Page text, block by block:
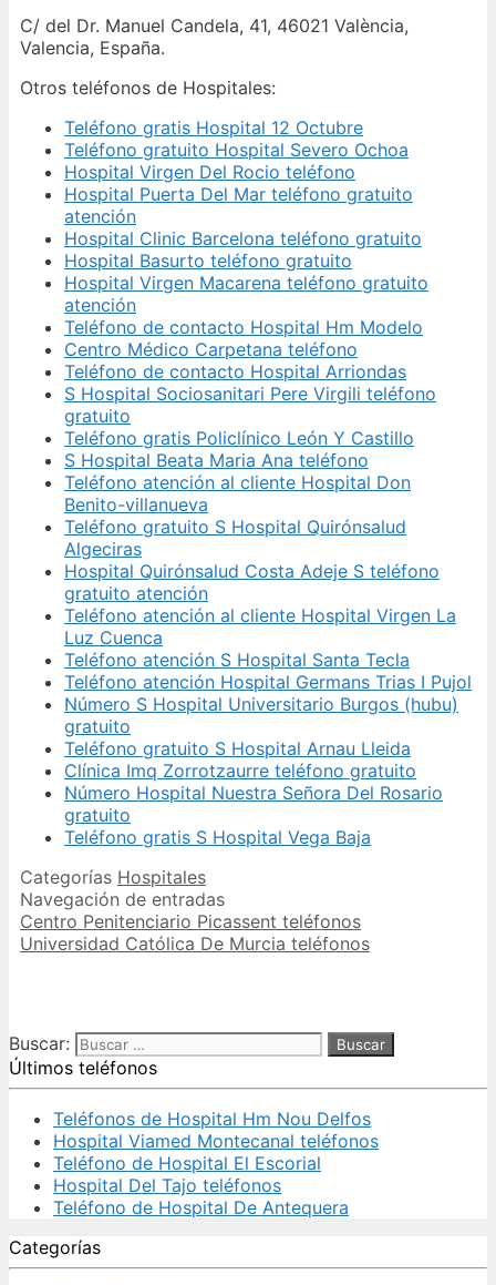
C/ del Dr. Manuel Candela, 41, 46021 València,
Valencia, España.
Otros teléfonos de Hospitales:
Teléfono gratis Hospital 12 Octubre
Teléfono gratuito Hospital Severo Ochoa
Hospital Virgen Del Rocio teléfono
Hospital Puerta Del Mar teléfono gratuito
atención
Hospital Clinic Barcelona teléfono gratuito
Hospital Basurto teléfono gratuito
Hospital Virgen Macarena teléfono gratuito
atención
Teléfono de contacto Hospital Hm Modelo
Centro Médico Carpetana teléfono
Teléfono de contacto Hospital Arriondas
S Hospital Sociosanitari Pere Virgili teléfono
gratuito
Teléfono gratis Policlínico León Y Castillo
S Hospital Beata Maria Ana teléfono
Teléfono atención al cliente Hospital Don
Benito-villanueva
Teléfono gratuito S Hospital Quirónsalud
Algeciras
Hospital Quirónsalud Costa Adeje S teléfono
gratuito atención
Teléfono atención al cliente Hospital Virgen La
Luz Cuenca
Teléfono atención S Hospital Santa Tecla
Teléfono atención Hospital Germans Trias I Pujol
Número S Hospital Universitario Burgos (hubu)
gratuito
Teléfono gratuito S Hospital Arnau Lleida
Clínica Imq Zorrotzaurre teléfono gratuito
Número Hospital Nuestra Señora Del Rosario
gratuito
Teléfono gratis S Hospital Vega Baja
Categorías Hospitales
Navegación de entradas
Centro Penitenciario Picassent teléfonos
Universidad Católica De Murcia teléfonos
Buscar:
Últimos teléfonos
Teléfonos de Hospital Hm Nou Delfos
Hospital Viamed Montecanal teléfonos
Teléfono de Hospital El Escorial
Hospital Del Tajo teléfonos
Teléfono de Hospital De Antequera
Categorías